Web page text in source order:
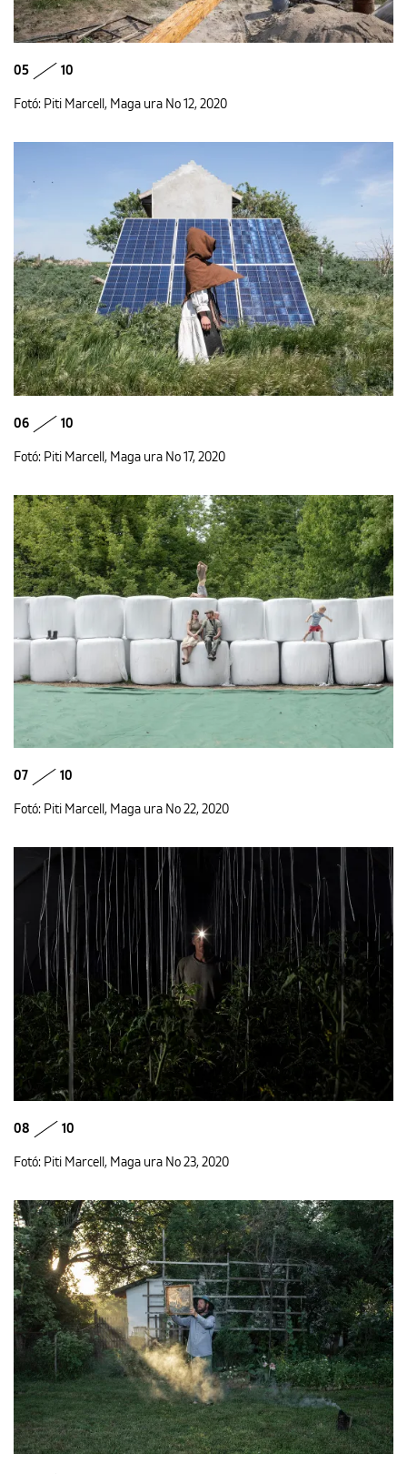
05 10
Fotó: Piti Marcell, Maga ura No 12, 2020
06 10
Fotó: Piti Marcell, Maga ura No 17, 2020
07 10
Fotó: Piti Marcell, Maga ura No 22, 2020
08 10
Fotó: Piti Marcell, Maga ura No 23, 2020